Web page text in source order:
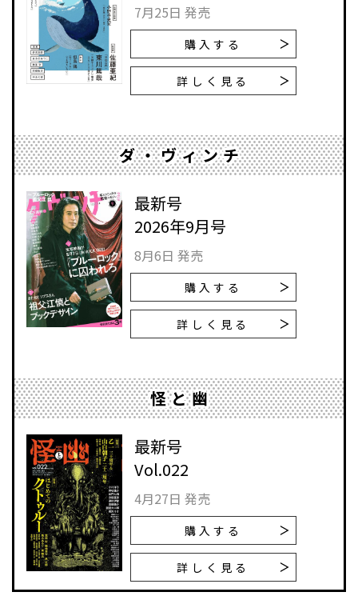
7月25日 発売
購入する
詳しく見る
ダ・ヴィンチ
最新号
2026年9月号
8月6日 発売
購入する
詳しく見る
怪と幽
最新号
Vol.022
4月27日 発売
購入する
詳しく見る